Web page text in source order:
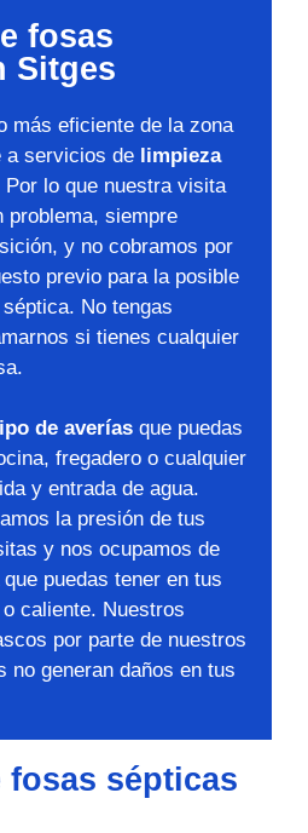
fosas
Sitges
más eficiente de la zona
a servicios de limpieza
Por lo que nuestra visita
problema, siempre
y no cobramos por
previo para la posible
No tengas
si tienes cualquier
de averías que puedas
fregadero o cualquier
y entrada de agua.
la presión de tus
y nos ocupamos de
puedas tener en tus
caliente. Nuestros
por parte de nuestros
no generan daños en tus
fosas sépticas